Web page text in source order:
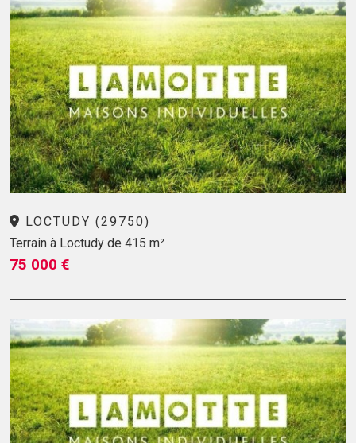
LOCTUDY (29750)
Terrain à Loctudy de 415 m²
75 000 €